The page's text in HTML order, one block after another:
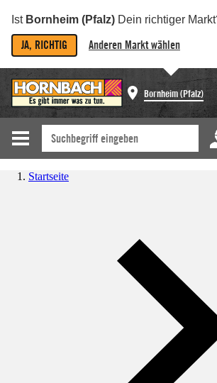
Ist Bornheim (Pfalz) Dein richtiger
JA, RICHTIG Anderen Markt wählen
Bornheim (Pfalz)
Startseite